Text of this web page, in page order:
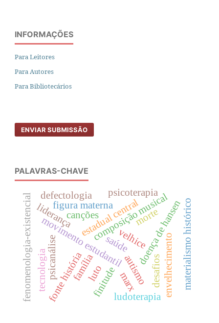
INFORMAÇÕES
Para Leitores
Para Autores
Para Bibliotecários
ENVIAR SUBMISSÃO
PALAVRAS-CHAVE
estadual central
movimento estudantil
luto autismo
família
composição musical
canções
fonte história
doença de hansen
saúde
velhice envelhecimento
fenomenologia-existencial marx materialismo histórico
figura materna
ludoterapia
psicoterapia
psicanálise
finitude
morte
defectologia
tecnologia desafios
liderança